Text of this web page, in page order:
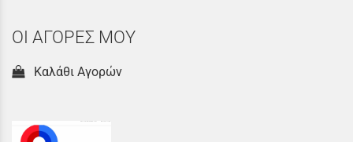
ΟΙ ΑΓΟΡΕΣ ΜΟΥ
Καλάθι Αγορών